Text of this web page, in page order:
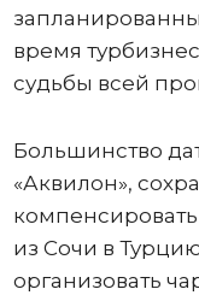
время
судьбы всей
Большинство
«Аквилон»,
из Сочи в
организовать